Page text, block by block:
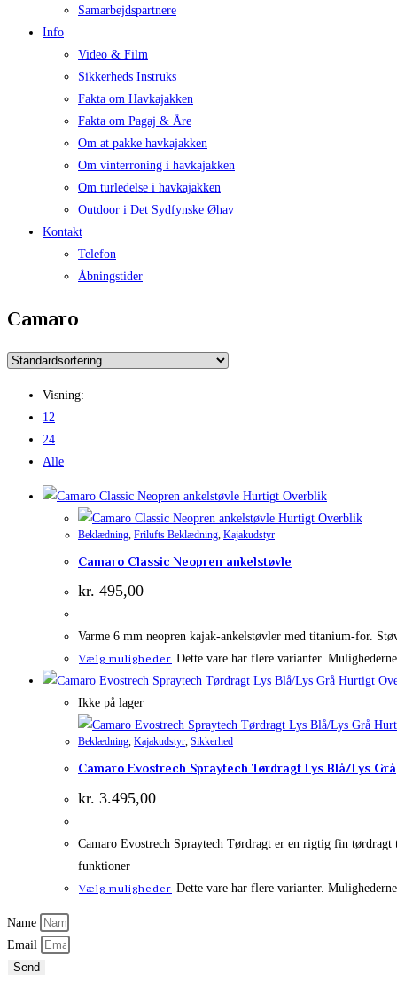
Samarbejdspartnere
Info
Video & Film
Sikkerheds Instruks
Fakta om Havkajakken
Fakta om Pagaj & Åre
Om at pakke havkajakken
Om vinterroning i havkajakken
Om turledelse i havkajakken
Outdoor i Det Sydfynske Øhav
Kontakt
Telefon
Åbningstider
Camaro
Visning:
12
24
Alle
Hurtigt Overblik
Hurtigt Overblik
Beklædning, Frilufts Beklædning, Kajakudstyr
Camaro Classic Neopren ankelstøvle
kr. 495,00
Varme 6 mm neopren kajak-ankelstøvler med titanium-for.
Vælg muligheder Dette vare har flere varianter.
Hurtigt
Ikke på lager
Beklædning, Kajakudstyr, Sikkerhed
Camaro Evostrech Spraytech Tørdragt Lys Blå/Lys Grå
kr. 3.495,00
Camaro Evostrech Spraytech Tørdragt er en rigtig fin
funktioner
Vælg muligheder Dette vare har flere varianter.
Name
Email
Send